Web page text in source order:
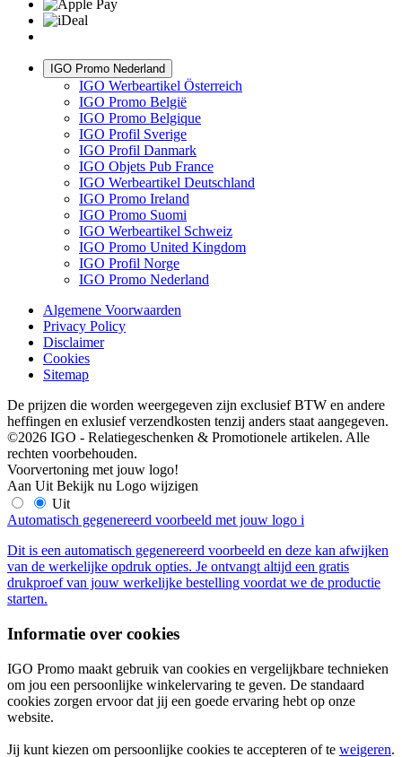
IGO Promo Nederland
IGO Werbeartikel Österreich
IGO Promo België
IGO Promo Belgique
IGO Profil Sverige
IGO Profil Danmark
IGO Objets Pub France
IGO Werbeartikel Deutschland
IGO Promo Ireland
IGO Promo Suomi
IGO Werbeartikel Schweiz
IGO Promo United Kingdom
IGO Profil Norge
IGO Promo Nederland
Algemene Voorwaarden
Privacy Policy
Disclaimer
Cookies
Sitemap
De prijzen die worden weergegeven zijn exclusief BTW en andere
heffingen en exlusief verzendkosten tenzij anders staat aangegeven.
©2026 IGO - Relatiegeschenken & Promotionele artikelen. Alle
rechten voorbehouden.
Voorvertoning met jouw logo!
Aan Uit Bekijk nu Logo wijzigen
Uit
Automatisch gegenereerd voorbeeld met jouw logo i
Dit is een automatisch gegenereerd voorbeeld en deze kan afwijken
van de werkelijke opdruk opties. Je ontvangt altijd een gratis
drukproef van jouw werkelijke bestelling voordat we de productie
starten.
Informatie over cookies
IGO Promo maakt gebruik van cookies en vergelijkbare technieken
om jou een persoonlijke winkelervaring te geven. De standaard
cookies zorgen ervoor dat jij een goede ervaring hebt op onze
website.
Jij kunt kiezen om persoonlijke cookies te accepteren of te weigeren.